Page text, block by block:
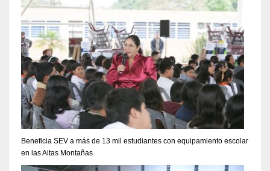
Beneficia SEV a más de 13 mil estudiantes con equipamiento escolar
en las Altas Montañas